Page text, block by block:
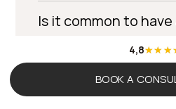
Is it common to have
Can you massage
yourself after the
4,8
BOOK A